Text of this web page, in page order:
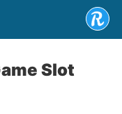
Slot